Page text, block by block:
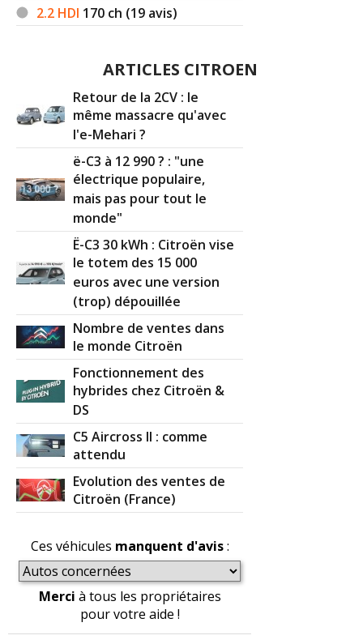
2.2 HDI 170 ch (19 avis)
ARTICLES CITROEN
Retour de la 2CV : le
même massacre qu'avec
l'e-Mehari ?
ë-C3 à 12 990 ? : "une
électrique populaire,
mais pas pour tout le
monde"
Ë-C3 30 kWh : Citroën vise
le totem des 15 000
euros avec une version
(trop) dépouillée
Nombre de ventes dans
le monde Citroën
Fonctionnement des
hybrides chez Citroën &
DS
C5 Aircross II : comme
attendu
Evolution des ventes de
Citroën (France)
Ces véhicules manquent d'avis:
Merci à tous les propriétaires
pour votre aide !